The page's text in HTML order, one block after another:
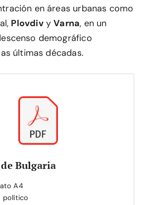
en áreas urbanas como
PlovdivyVarna, en un
demográfico
últimas décadas.
Bulgaria
A4
político